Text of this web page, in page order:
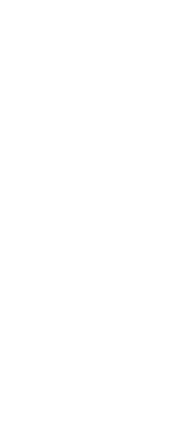
de baja
diferenciales y
estrategias de
las